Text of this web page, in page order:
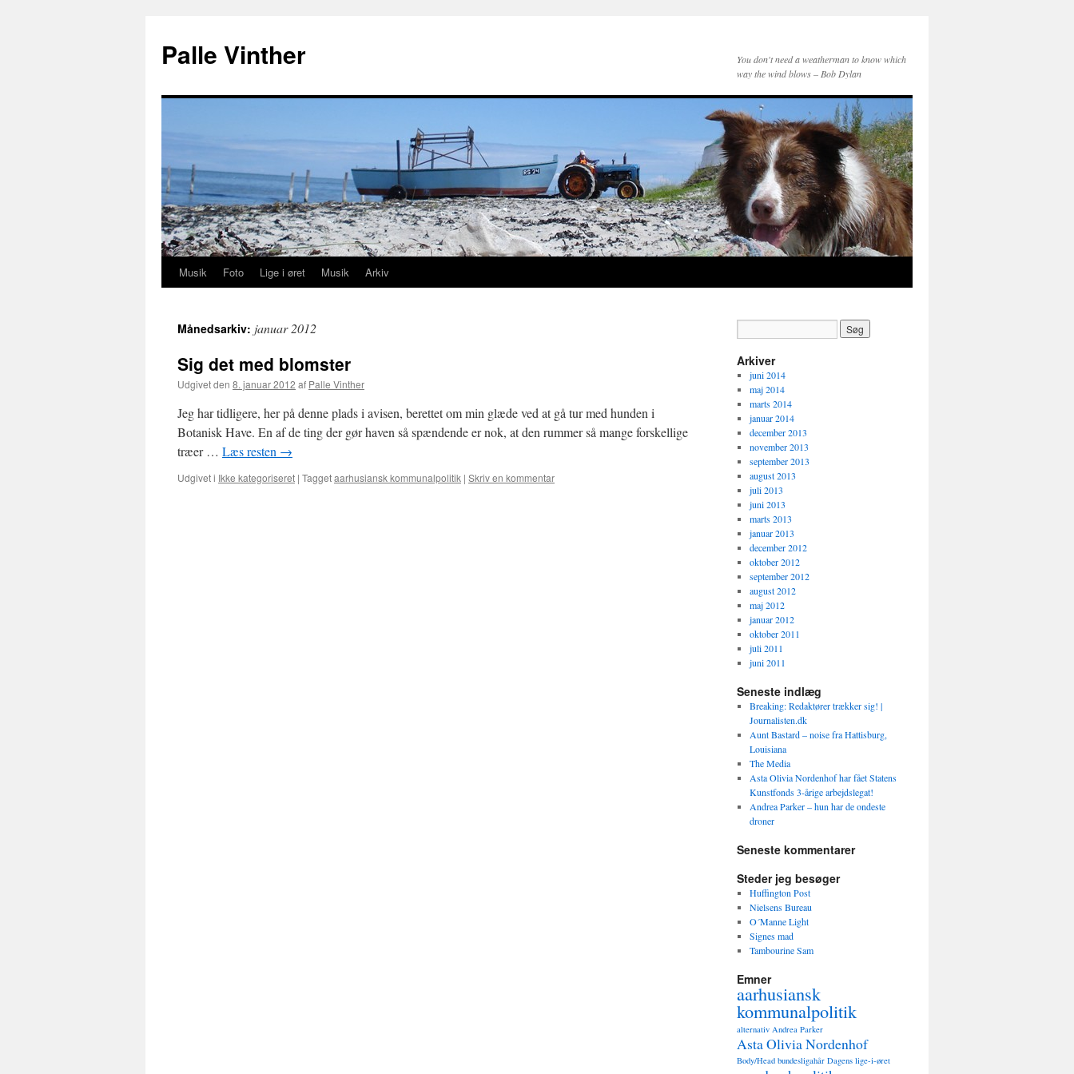
indhold
Palle Vinther
You don't need a weatherman to know which
way the wind blows – Bob Dylan
Musik Foto Lige i øret Musik Arkiv
Månedsarkiv: januar 2012
Sig det med blomster
Udgivet den 8. januar 2012 af Palle Vinther
Jeg har tidligere, her på denne plads i avisen, berettet om min glæde ved at gå tur med hunden i
Botanisk Have. En af de ting der gør haven så spændende er nok, at den rummer så mange forskellige
træer … Læs resten →
Udgivet i Ikke kategoriseret | Taggetaarhusiansk kommunalpolitik | Skriv en kommentar
Arkiver
juni 2014
maj 2014
marts 2014
januar 2014
december 2013
november 2013
september 2013
august 2013
juli 2013
juni 2013
marts 2013
januar 2013
december 2012
oktober 2012
september 2012
august 2012
maj 2012
januar 2012
oktober 2011
juli 2011
juni 2011
Seneste indlæg
Breaking: Redaktører trækker sig! |
Journalisten.dk
Aunt Bastard – noise fra Hattisburg,
Louisiana
The Media
Asta Olivia Nordenhof har fået Statens
Kunstfonds 3-årige arbejdslegat!
Andrea Parker – hun har de ondeste
droner
Seneste kommentarer
Steder jeg besøger
Huffington Post
Nielsens Bureau
O´Manne Light
Signes mad
Tambourine Sam
Emner
aarhusiansk
kommunalpolitik
alternativ Andrea Parker
Asta Olivia Nordenhof
Body/Head bundesligahår Dagens lige-i-øret